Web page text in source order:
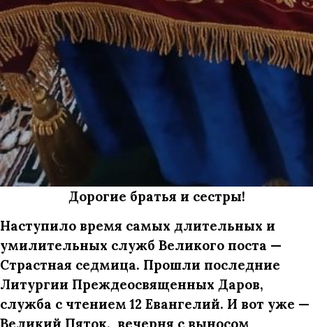
Дорогие братья и сестры!
Наступило время самых длительных и
умилительных служб Великого поста —
Страстная седмица. Прошли последние
Литургии Преждеосвященных Даров,
служба с чтением 12 Евангелий. И вот уже —
Великий Пяток, вечерня с выносом